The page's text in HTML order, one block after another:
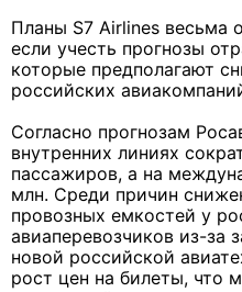
Планы S7 Airlines весьма
если учесть прогнозы
которые предполагают
российских
Согласно прогнозам
внутренних линиях
пассажиров, а на
млн. Среди причин
провозных емкостей у
авиаперевозчиков из-за
новой российской
рост цен на билеты, что